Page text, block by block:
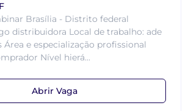
Brasília - Distrito federal
distribuidora Local de trabalho: ade
Área e especialização profissional
Nível hierá...
Abrir Vaga